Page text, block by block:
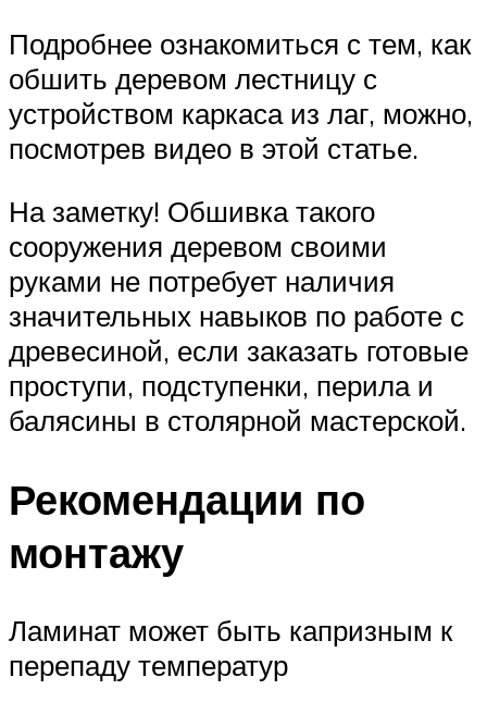
Подробнее ознакомиться с тем, как
обшить деревом лестницу с
устройством каркаса из лаг, можно,
посмотрев видео в этой статье.
На заметку! Обшивка такого
сооружения деревом своими
руками не потребует наличия
значительных навыков по работе с
древесиной, если заказать готовые
проступи, подступенки, перила и
балясины в столярной мастерской.
Рекомендации по
монтажу
Ламинат может быть капризным к
перепаду температур